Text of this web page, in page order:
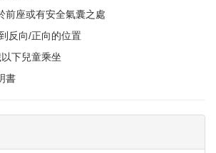
前座或有安全氣囊之處
反向/正向的位置
下兒童乘坐
書